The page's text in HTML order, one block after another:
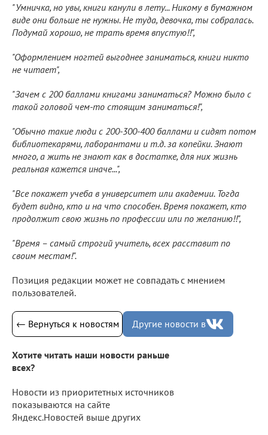
"Умничка, но увы, книги канули в лету... Никому в бумажном
виде они больше не нужны. Не туда, девочка, ты собралась.
Подумай хорошо, не трать время впустую!!",
"Оформлением ногтей выгоднее заниматься, книги никто
не читает",
"Зачем с 200 баллами книгами заниматься? Можно было с
такой головой чем-то стоящим заниматься!",
"Обычно такие люди с 200-300-400 баллами и сидят потом
библиотекарями, лаборантами и т.д. за копейки. Знают
много, а жить не знают как в достатке, для них жизнь
реальная кажется иначе...",
"Все покажет учеба в университет или академии. Тогда
будет видно, кто и на что способен. Время покажет, кто
продолжит свою жизнь по профессии или по желанию!!",
"Время – самый строгий учитель, всех расставит по
своим местам!".
Позиция редакции может не совпадать с мнением
пользователей.
← Вернуться к новостям Другие новости в
Хотите читать наши новости раньше
всех?
Новости из приоритетных источников
показываются на сайте
Яндекс.Новостей выше других